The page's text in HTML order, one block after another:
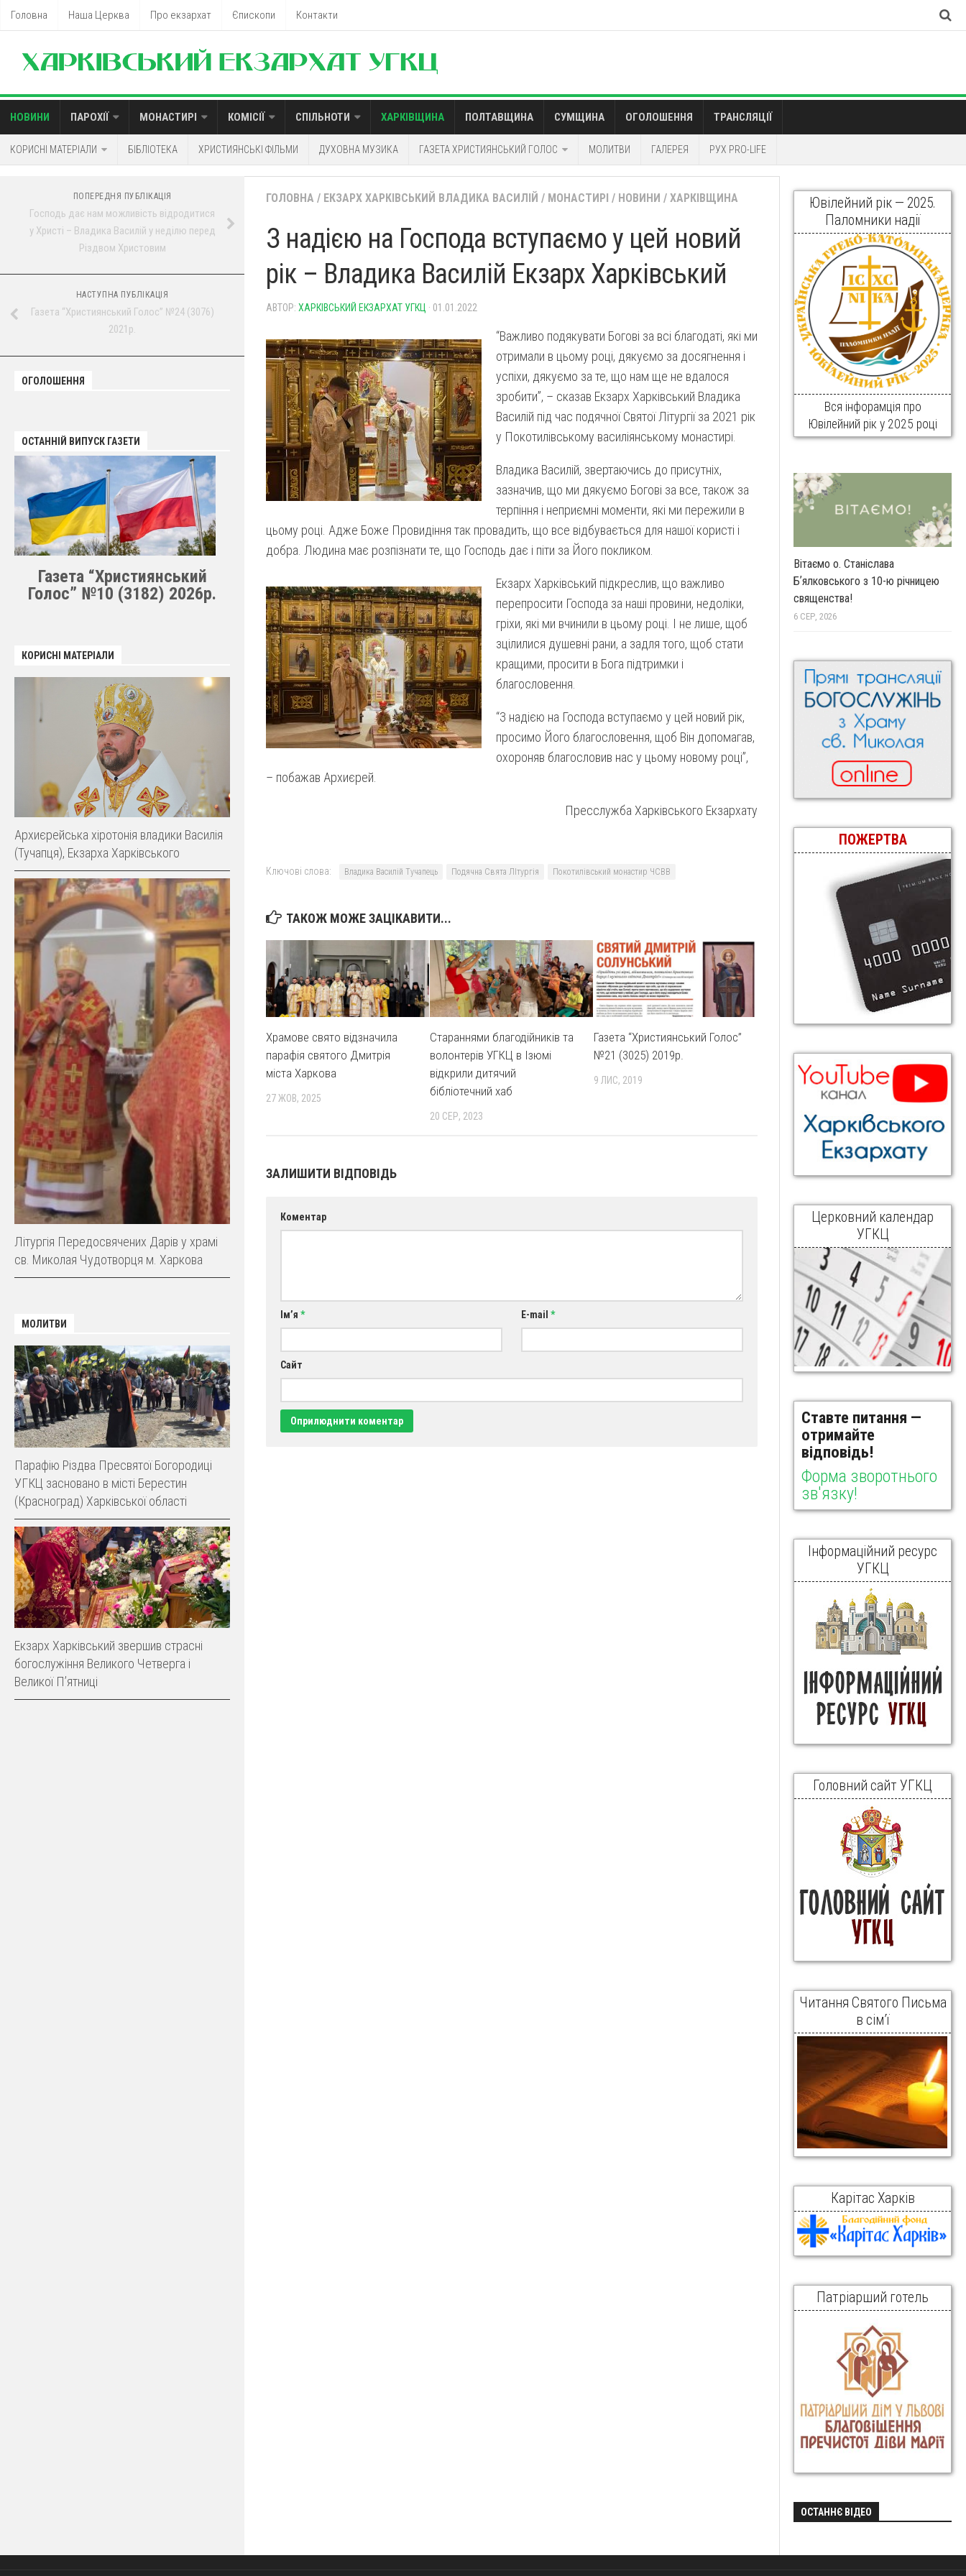
Головна Наша Церква Про екзархат Єпископи Контакти
НОВИНИ ПАРОХІЇ МОНАСТИРІ КОМІСІЇ СПІЛЬНОТИ ХАРКІВЩИНА ПОЛТАВЩИНА СУМЩИНА ОГОЛОШЕННЯ ТРАНСЛЯЦІЇ
КОРИСНІ МАТЕРІАЛИ БІБЛІОТЕКА ХРИСТИЯНСЬКІ ФІЛЬМИ ДУХОВНА МУЗИКА ГАЗЕТА ХРИСТИЯНСЬКИЙ ГОЛОС МОЛИТВИ ГАЛЕРЕЯ РУХ PRO-LIFE
ГОЛОВНА / ЕКЗАРХ ХАРКІВСЬКИЙ ВЛАДИКА ВАСИЛІЙ / МОНАСТИРІ / НОВИНИ / ХАРКІВЩИНА
З надією на Господа вступаємо у цей новий
рік – Владика Василій Екзарх Харківський
АВТОР: ХАРКІВСЬКИЙ ЕКЗАРХАТ УГКЦ · 01.01.2022
“Важливо подякувати Богові за всі благодаті, які ми
отримали в цьому році, дякуємо за досягнення і
успіхи, дякуємо за те, що нам ще не вдалося
зробити”, – сказав Екзарх Харківський Владика
Василій під час подячної Святої Літургії за 2021 рік
у Покотилівському василіянському монастирі.
Владика Василій, звертаючись до присутніх,
зазначив, що ми дякуємо Богові за все, також за
терпіння і неприємні моменти, які ми пережили в
цьому році. Адже Боже Провидіння так провадить, що все відбувається для нашої користі і
добра. Людина має розпізнати те, що Господь дає і піти за Його покликом.
Екзарх Харківський підкреслив, що важливо
перепросити Господа за наші провини, недоліки,
гріхи, які ми вчинили в цьому році. І не лише, щоб
зцілилися душевні рани, а задля того, щоб стати
кращими, просити в Бога підтримки і
благословення.
“З надією на Господа вступаємо у цей новий рік,
просимо Його благословення, щоб Він допомагав,
охороняв благословив нас у цьому новому році”,
– побажав Архиєрей.
Пресслужба Харківського Екзархату
Ключові слова: Владика Василій Тучапець Подячна Свята ЛІтургія Покотилівський монастир ЧСВВ
ТАКОЖ МОЖЕ ЗАЦІКАВИТИ...
Храмове свято відзначила
парафія святого Дмитрія
міста Харкова
27 ЖОВ, 2025
Стараннями благодійників та
волонтерів УГКЦ в Ізюмі
відкрили дитячий
бібліотечний хаб
20 СЕР, 2023
Газета “Християнський Голос”
№21 (3025) 2019р.
9 ЛИС, 2019
ЗАЛИШИТИ ВІДПОВІДЬ
Коментар
Ім’я * E-mail *
Сайт
ПОПЕРЕДНЯ ПУБЛІКАЦІЯ
Господь дає нам можливість відродитися
у Христі – Владика Василій у неділю перед
Різдвом Христовим
НАСТУПНА ПУБЛІКАЦІЯ
Газета “Християнський Голос” №24 (3076)
2021р.
ОГОЛОШЕННЯ
ОСТАННІЙ ВИПУСК ГАЗЕТИ
Газета “Християнський
Голос” №10 (3182) 2026р.
КОРИСНІ МАТЕРІАЛИ
Архиєрейська хіротонія владики Василія
(Тучапця), Екзарха Харківського
Літургія Передосвячених Дарів у храмі
св. Миколая Чудотворця м. Харкова
МОЛИТВИ
Парафію Різдва Пресвятої Богородиці
УГКЦ засновано в місті Берестин
(Красноград) Харківської області
Екзарх Харківський звершив страсні
богослужіння Великого Четверга і
Великої Пʼятниці
Ювілейний рік — 2025.
Паломники надії
Вся інфорамція про
Ювілейний рік у 2025 році
Вітаємо о. Станіслава
Бʼялковського з 10-ю річницею
священства!
6 СЕР, 2026
ПОЖЕРТВА
Церковний календар
УГКЦ
Ставте питання —
отримайте
відповідь!
Форма зворотнього
зв'язку!
Інформаційний ресурс
УГКЦ
Головний сайт УГКЦ
Читання Святого Письма
в сім’ї
Карітас Харків
Патріарший готель
ОСТАННЄ ВІДЕО